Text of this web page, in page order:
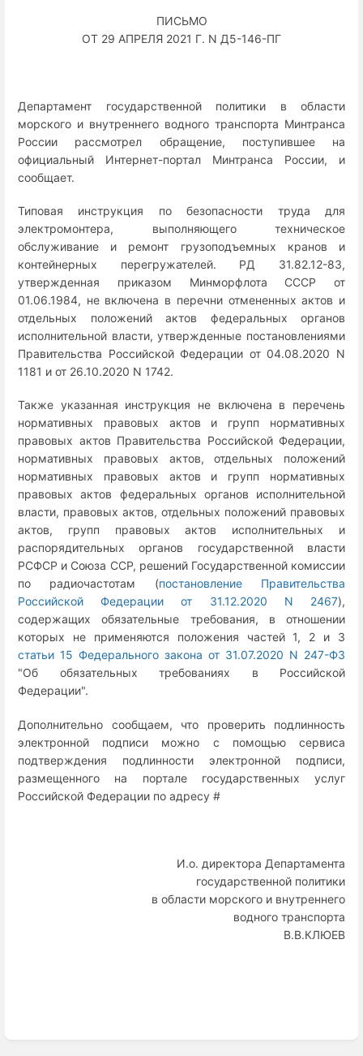
ПИСЬМО
ОТ 29 АПРЕЛЯ 2021 Г. N Д5-146-ПГ
Департамент государственной политики в области
морского и внутреннего водного транспорта Минтранса
России рассмотрел обращение, поступившее на
официальный Интернет-портал Минтранса России, и
сообщает.
Типовая инструкция по безопасности труда для
электромонтера, выполняющего техническое
обслуживание и ремонт грузоподъемных кранов и
контейнерных перегружателей. РД 31.82.12-83,
утвержденная приказом Минморфлота СССР от
01.06.1984, не включена в перечни отмененных актов и
отдельных положений актов федеральных органов
исполнительной власти, утвержденные постановлениями
Правительства Российской Федерации от 04.08.2020 N
1181 и от 26.10.2020 N 1742.
Также указанная инструкция не включена в перечень
нормативных правовых актов и групп нормативных
правовых актов Правительства Российской Федерации,
нормативных правовых актов, отдельных положений
нормативных правовых актов и групп нормативных
правовых актов федеральных органов исполнительной
власти, правовых актов, отдельных положений правовых
актов, групп правовых актов исполнительных и
распорядительных органов государственной власти
РСФСР и Союза ССР, решений Государственной комиссии
по радиочастотам (постановление Правительства
Российской Федерации от 31.12.2020 N 2467),
содержащих обязательные требования, в отношении
которых не применяются положения частей 1, 2 и 3
статьи 15 Федерального закона от 31.07.2020 N 247-ФЗ
"Об обязательных требованиях в Российской
Федерации".
Дополнительно сообщаем, что проверить подлинность
электронной подписи можно с помощью сервиса
подтверждения подлинности электронной подписи,
размещенного на портале государственных услуг
Российской Федерации по адресу #
И.о. директора Департамента
государственной политики
в области морского и внутреннего
водного транспорта
В.В.КЛЮЕВ